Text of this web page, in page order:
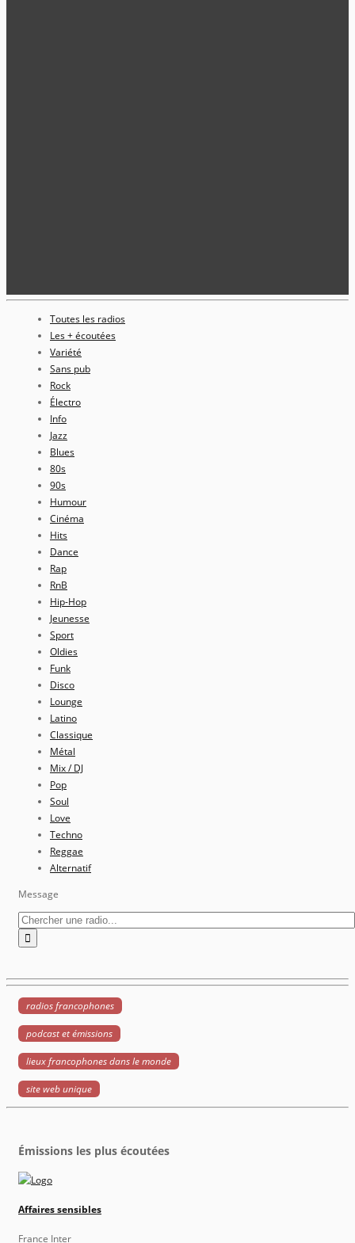
Toutes les radios
Les + écoutées
Variété
Sans pub
Rock
Électro
Info
Jazz
Blues
80s
90s
Humour
Cinéma
Hits
Dance
Rap
RnB
Hip-Hop
Jeunesse
Sport
Oldies
Funk
Disco
Lounge
Latino
Classique
Métal
Mix / DJ
Pop
Soul
Love
Techno
Reggae
Alternatif
Message
radios francophones
podcast et émissions
lieux francophones dans le monde
site web unique
Émissions les plus écoutées
Affaires sensibles
France Inter